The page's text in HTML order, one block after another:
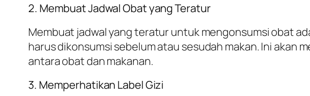
2. Membuat Jadwal Obat yang Teratur
Membuat jadwal yang teratur untuk mengonsumsi obat
harus dikonsumsi sebelum atau sesudah makan. Ini akan
antara obat dan makanan.
3. Memperhatikan Label Gizi